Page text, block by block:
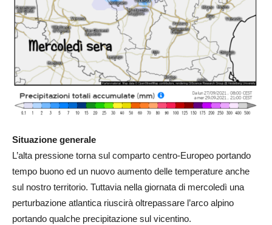
Situazione generale
L’alta pressione torna sul comparto centro-Europeo portando
tempo buono ed un nuovo aumento delle temperature anche
sul nostro territorio. Tuttavia nella giornata di mercoledì una
perturbazione atlantica riuscirà oltrepassare l’arco alpino
portando qualche precipitazione sul vicentino.